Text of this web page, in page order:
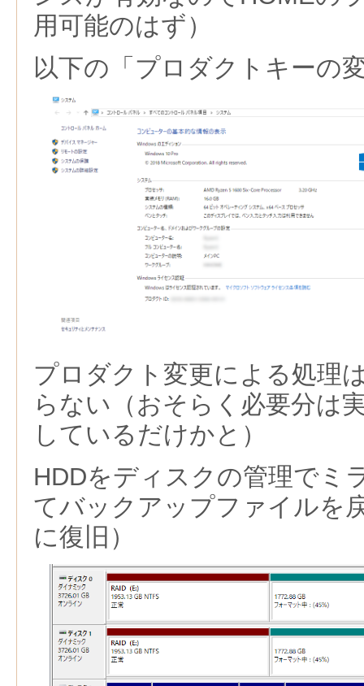
用可能のはず）
以下の「プロダクトキーの
プロダクト変更による処理
らない（おそらく必要分は
しているだけかと）
HDDをディスクの管理でミ
てバックアップファイルを
に復旧）